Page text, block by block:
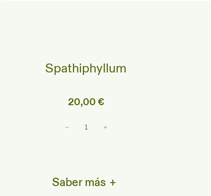
Spathiphyllum
20,00€
Spathiphyllum
− +
Saber más +